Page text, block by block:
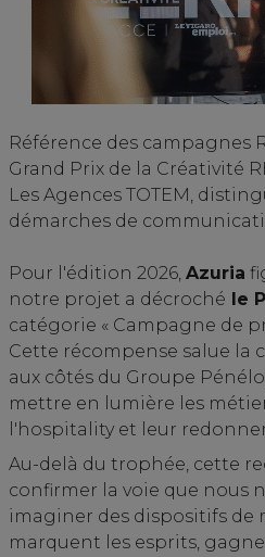
Référence des campagnes
Grand Prix de la Créativité
Les Agences TOTEM,
démarches de
Pour l'édition 2026, Azuria
notre projet a décroché le
catégorie « Campagne de
Cette récompense salue la
aux côtés du Groupe
mettre en lumière les
l'hospitality et leur
Au-delà du trophée, cette
confirmer la voie que nous
imaginer des dispositifs de
marquent les esprits,